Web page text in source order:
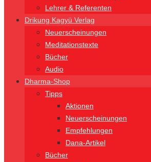
Lehrer & Referenten
Drikung Kagyü Verlag
Neuerscheinungen
Meditationstexte
Bücher
Audio
Dharma-Shop
Tipps
Aktionen
Neuerscheinungen
Empfehlungen
Dana-Artikel
Bücher